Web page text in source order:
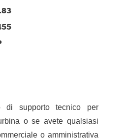
di supporto tecnico per
o se avete qualsiasi
o amministrativa